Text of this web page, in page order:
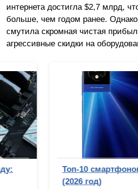
интернета достигла $2,7 млрд,
больше, чем годом ранее.
смутила скромная чистая
агрессивные скидки на
Топ-10 смартфонов до 10